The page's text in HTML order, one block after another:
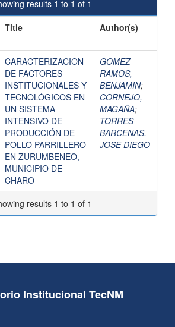
results 1 to 1 of 1
Title Author(s)
CARACTERIZACION
DE FACTORES
INSTITUCIONALES Y
TECNOLÓGICOS EN
UN SISTEMA
INTENSIVO DE
PRODUCCIÓN DE
POLLO PARRILLERO
EN ZURUMBENEO,
MUNICIPIO DE
CHARO
GOMEZ
RAMOS,
BENJAMIN;
CORNEJO,
MAGAÑA;
TORRES
BARCENAS,
JOSE DIEGO
results 1 to 1 of 1
Institucional TecNM